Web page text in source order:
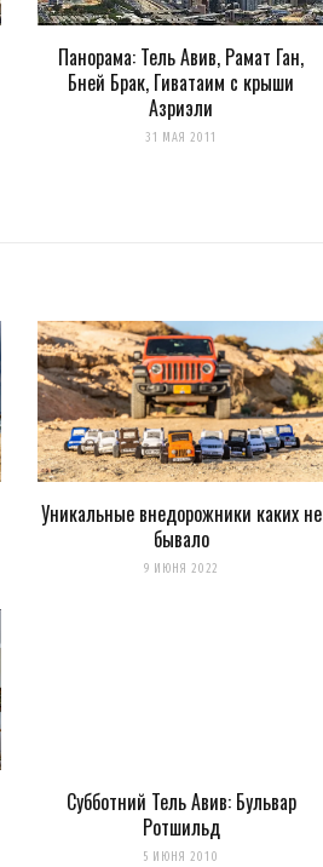
Панорама: Тель Авив, Рамат Ган,
Бней Брак, Гиватаим с крыши
Азриэли
31 МАЯ 2011
Уникальные внедорожники каких не
бывало
9 ИЮНЯ 2022
Субботний Тель Авив: Бульвар
Ротшильд
5 ИЮНЯ 2010